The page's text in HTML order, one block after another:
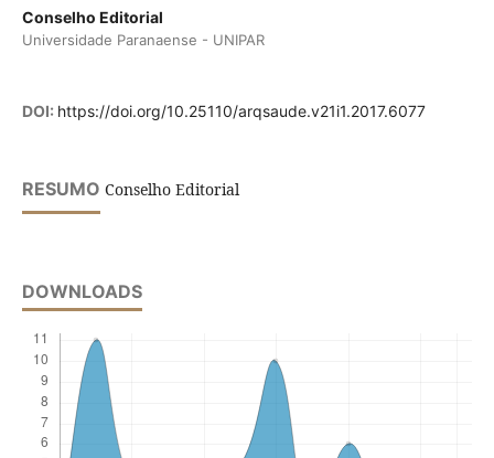
Conselho Editorial
Universidade Paranaense - UNIPAR
DOI: https://doi.org/10.25110/arqsaude.v21i1.2017.6077
RESUMO Conselho Editorial
DOWNLOADS